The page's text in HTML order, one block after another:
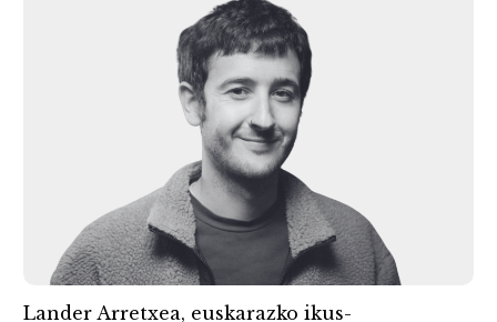
Lander Arretxea, euskarazko ikus-